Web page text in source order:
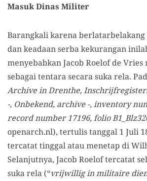
Masuk Dinas Militer
Barangkali karena
dan keadaan serba kekurangan
menyebabkan Jacob Roelof de
sebagai tentara secara suka rela.
Archive in Drenthe,
-, Onbekend, archive -, inventory
record number 17196, folio
openarch.nl), tertulis tanggal 1 Juli
tercatat tinggal atau menetap di
Selanjutnya, Jacob Roelof tercatat
suka rela (“vrijwillig in militaire